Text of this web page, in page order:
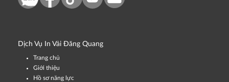
Dịch Vụ In Vải Đăng Quang
Trang chủ
Giới thiệu
Hồ sơ năng lực